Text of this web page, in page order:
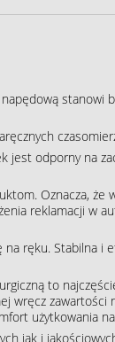
stanowi
odporny na
Oznacza, że
reklamacji w
ręku. Stabilna i
to
wręcz zawartości
użytkowania na
jak i